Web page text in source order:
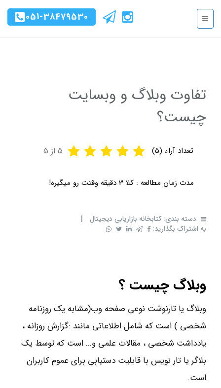
051-38479530
تفاوت وبلاگ و وبسایت
چیست؟
تعداد آراء (5
)
5 از 5
مدت زمان مطالعه : کلا 3 دقیقه وقتت رو میگیره!
دسته بندی:کتابخانه بازاریابی دیجیتال
|
به اشتراک بگذارید:
وبلاگ چیست ؟
وبلاگ یا تارنوشت نوعی صفحه وب(مشابه یک روزنامه
شخصی ) است که شامل اطلاعاتی مانند :گزارش روزانه ،
یادداشت شخصی ، مقالات علمی و... است که توسط یک
بلاگر یا تار نویس با قابلیت دستیابی برای عموم کاربران
است.